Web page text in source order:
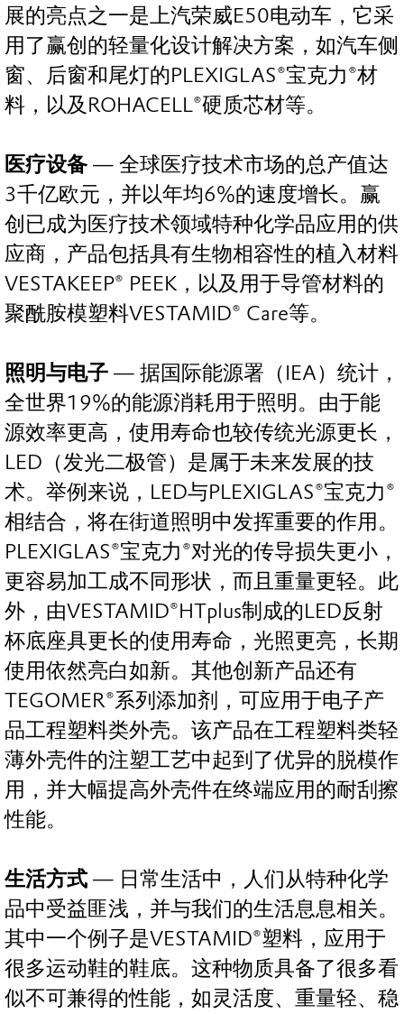
展的亮点之一是上汽荣威E50电动车，它采
用了赢创的轻量化设计解决方案，如汽车侧
窗、后窗和尾灯的PLEXIGLAS®宝克力®材
料，以及ROHACELL®硬质芯材等。
医疗设备— 全球医疗技术市场的总产值达
3千亿欧元，并以年均6%的速度增长。赢
创已成为医疗技术领域特种化学品应用的供
应商，产品包括具有生物相容性的植入材料
VESTAKEEP® PEEK，以及用于导管材料的
聚酰胺模塑料VESTAMID® Care等。
照明与电子 — 据国际能源署（IEA）统计，
全世界19%的能源消耗用于照明。由于能
源效率更高，使用寿命也较传统光源更长，
LED（发光二极管）是属于未来发展的技
术。举例来说，LED与PLEXIGLAS®宝克力®
相结合，将在街道照明中发挥重要的作用。
PLEXIGLAS®宝克力®对光的传导损失更小，
更容易加工成不同形状，而且重量更轻。此
外，由VESTAMID®HTplus制成的LED反射
杯底座具更长的使用寿命，光照更亮，长期
使用依然亮白如新。其他创新产品还有
TEGOMER®系列添加剂，可应用于电子产
品工程塑料类外壳。该产品在工程塑料类轻
薄外壳件的注塑工艺中起到了优异的脱模作
用，并大幅提高外壳件在终端应用的耐刮擦
性能。
生活方式 — 日常生活中，人们从特种化学
品中受益匪浅，并与我们的生活息息相关。
其中一个例子是VESTAMID®塑料，应用于
很多运动鞋的鞋底。这种物质具备了很多看
似不可兼得的性能，如灵活度、重量轻、稳